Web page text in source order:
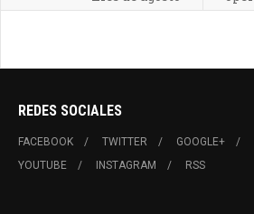
REDES SOCIALES
FACEBOOK TWITTER GOOGLE+
YOUTUBE
INSTAGRAM RSS